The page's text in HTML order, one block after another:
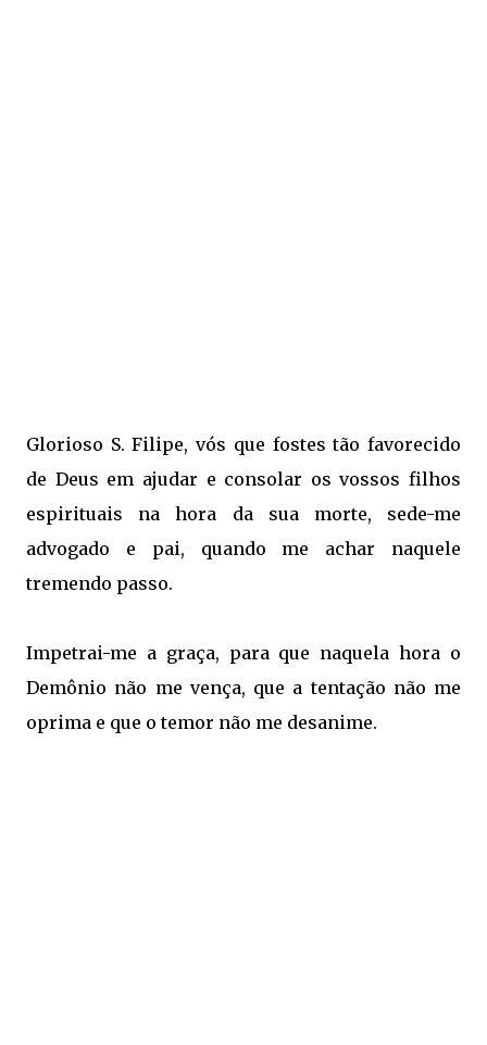
Glorioso S. Filipe, vós que fostes tão favorecido
de Deus em ajudar e consolar os vossos filhos
espirituais na hora da sua morte, sede-me
advogado e pai, quando me achar naquele
tremendo passo.
Impetrai-me a graça, para que naquela hora o
Demônio não me vença, que a tentação não me
oprima e que o temor não me desanime.